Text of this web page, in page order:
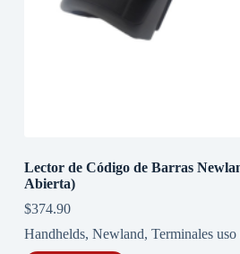
Lector de Código de Barras
Abierta)
$374.90
Handhelds, Newland, Terminales